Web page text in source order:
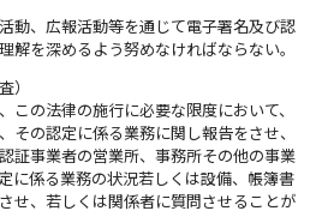
動、広報活動等を通じて電子署名及び認
解を深めるよう努めなければならない。
）
この法律の施行に必要な限度において、
その認定に係る業務に関し報告をさせ、
証事業者の営業所、事務所その他の事業
に係る業務の状況若しくは設備、帳簿書
せ、若しくは関係者に質問させることが